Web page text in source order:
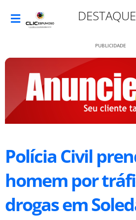
PUBLICIDADE
Polícia Civil
homem por
drogas em